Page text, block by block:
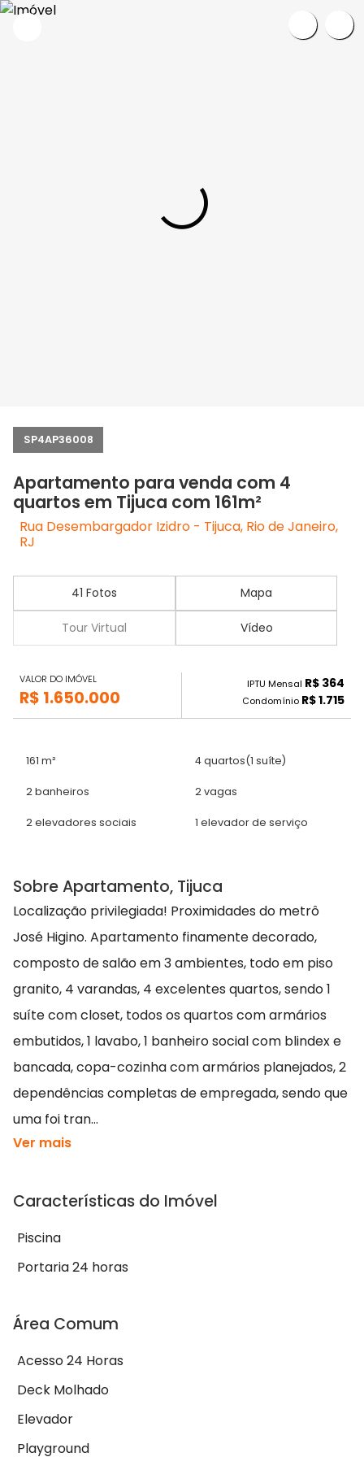
SP4AP36008
Apartamento para venda com 4
quartos em Tijuca com 161m²
Rua Desembargador Izidro - Tijuca, Rio de Janeiro,
RJ
41 Fotos Mapa
Tour Virtual Vídeo
VALOR DO IMÓVEL
R$ 1.650.000
IPTU Mensal R$ 364
Condomínio R$ 1.715
161 m² 4 quartos(1 suíte)
2 banheiros 2 vagas
2 elevadores sociais 1 elevador de serviço
Sobre Apartamento, Tijuca
Localização privilegiada! Proximidades do metrô
José Higino. Apartamento finamente decorado,
composto de salão em 3 ambientes, todo em piso
granito, 4 varandas, 4 excelentes quartos, sendo 1
suíte com closet, todos os quartos com armários
embutidos, 1 lavabo, 1 banheiro social com blindex e
bancada, copa-cozinha com armários planejados, 2
dependências completas de empregada, sendo que
uma foi tran...
Ver mais
Características do Imóvel
Piscina
Portaria 24 horas
Área Comum
Acesso 24 Horas
Deck Molhado
Elevador
Playground